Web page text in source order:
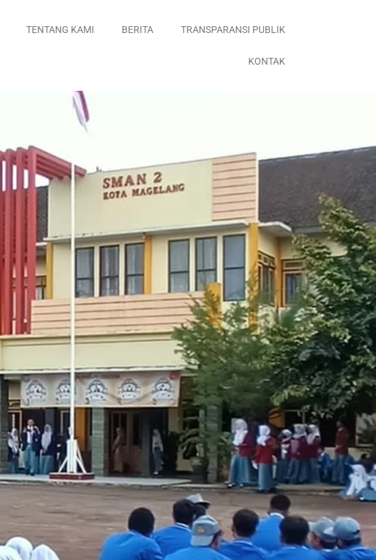
TENTANG KAMI BERITA TRANSPARANSI PUBLIK
KONTAK